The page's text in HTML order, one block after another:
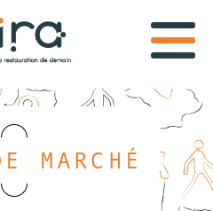
MARCHÉ